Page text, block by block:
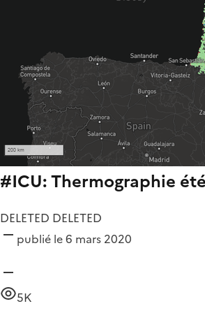
#ICU: Thermographie
DELETED DELETED
publié le 6 mars 2020
5K